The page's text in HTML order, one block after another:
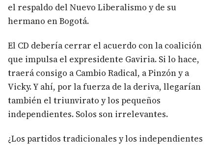
el respaldo del Nuevo Liberalismo y de su
hermano en Bogotá.
El CD debería cerrar el acuerdo con la coalición
que impulsa el expresidente Gaviria. Si lo hace,
traerá consigo a Cambio Radical, a Pinzón y a
Vicky. Y ahí, por la fuerza de la deriva, llegarían
también el triunvirato y los pequeños
independientes. Solos son irrelevantes.
¿Los partidos tradicionales y los independientes